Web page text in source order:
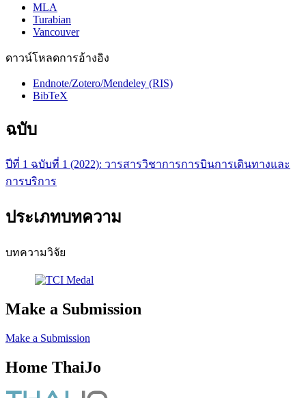
MLA
Turabian
Vancouver
ดาวน์โหลดการอ้างอิง
Endnote/Zotero/Mendeley (RIS)
BibTeX
ฉบับ
ปีที่ 1 ฉบับที่ 1 (2022): วารสารวิชาการการบินการเดินทางและ
การบริการ
ประเภทบทความ
บทความวิจัย
Make a Submission
Make a Submission
Home ThaiJo